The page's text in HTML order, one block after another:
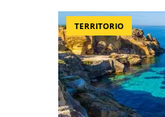
TERRITORIO